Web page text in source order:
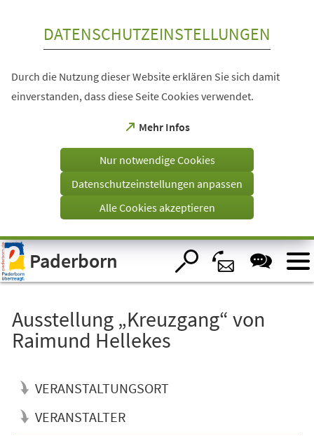
Visuelle
Assistenzsoftware
öffnen.
DATENSCHUTZEINSTELLUNGEN
Durch die Nutzung dieser Website erklären Sie sich damit
einverstanden, dass diese Seite Cookies verwendet.
Mehr Infos
(Öffnet
einem
Tab)
Nur notwendige Cookies
Datenschutzeinstellungen anpassen
Alle Cookies akzeptieren
Paderborn
Ausstellung „Kreuzgang“ von
Raimund Hellekes
VERANSTALTUNGSORT
VERANSTALTER